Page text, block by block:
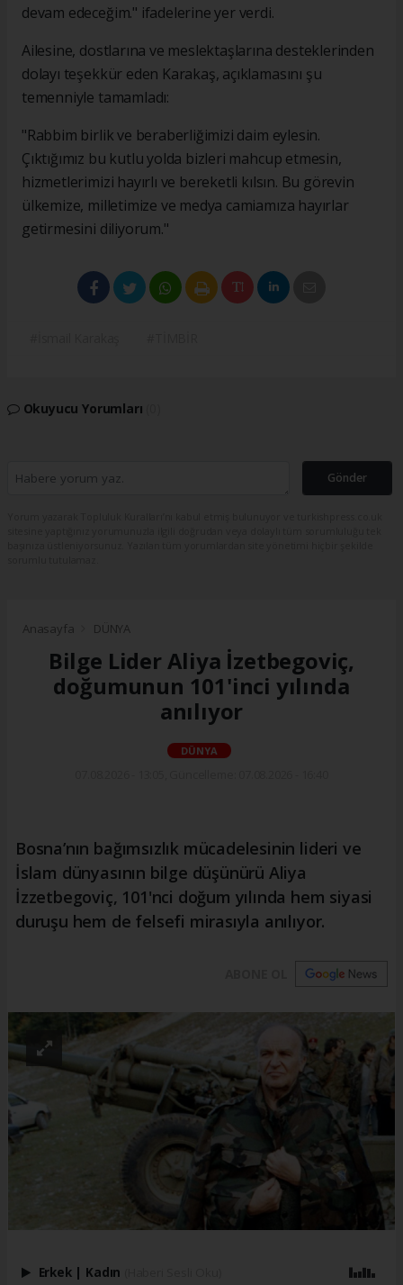
devam edeceğim." ifadelerine yer verdi.
Ailesine, dostlarına ve meslektaşlarına desteklerinden
dolayı teşekkür eden Karakaş, açıklamasını şu
temenniyle tamamladı:
"Rabbim birlik ve beraberliğimizi daim eylesin.
Çıktığımız bu kutlu yolda bizleri mahcup etmesin,
hizmetlerimizi hayırlı ve bereketli kılsın. Bu görevin
ülkemize, milletimize ve medya camiamıza hayırlar
getirmesini diliyorum."
Okuyucu Yorumları
Gönder
Anasayfa DÜNYA
Bilge Lider Aliya İzetbegoviç,
doğumunun 101'inci yılında
anılıyor
DÜNYA
Bosna’nın bağımsızlık mücadelesinin lideri ve
İslam dünyasının bilge düşünürü Aliya
İzzetbegoviç, 101'nci doğum yılında hem siyasi
duruşu hem de felsefi mirasıyla anılıyor.
Erkek | Kadın